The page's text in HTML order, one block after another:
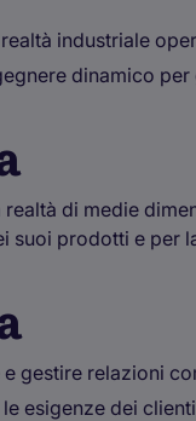
industriale
dinamico
realtà di medie
suoi prodotti e per
gestire relazioni
esigenze dei